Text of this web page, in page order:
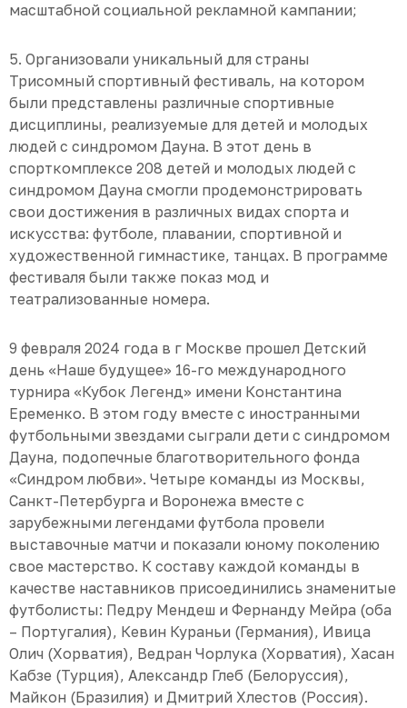
масштабной социальной рекламной кампании;
5. Организовали уникальный для страны
Трисомный спортивный фестиваль, на котором
были представлены различные спортивные
дисциплины, реализуемые для детей и молодых
людей с синдромом Дауна. В этот день в
спорткомплексе 208 детей и молодых людей с
синдромом Дауна смогли продемонстрировать
свои достижения в различных видах спорта и
искусства: футболе, плавании, спортивной и
художественной гимнастике, танцах. В программе
фестиваля были также показ мод и
театрализованные номера.
9 февраля 2024 года в г Москве прошел Детский
день «Наше будущее» 16-го международного
турнира «Кубок Легенд» имени Константина
Еременко. В этом году вместе с иностранными
футбольными звездами сыграли дети с синдромом
Дауна, подопечные благотворительного фонда
«Синдром любви». Четыре команды из Москвы,
Санкт-Петербурга и Воронежа вместе с
зарубежными легендами футбола провели
выставочные матчи и показали юному поколению
свое мастерство. К составу каждой команды в
качестве наставников присоединились знаменитые
футболисты: Педру Мендеш и Фернанду Мейра (оба
– Португалия), Кевин Кураньи (Германия), Ивица
Олич (Хорватия), Ведран Чорлука (Хорватия), Хасан
Кабзе (Турция), Александр Глеб (Белоруссия),
Майкон (Бразилия) и Дмитрий Хлестов (Россия).